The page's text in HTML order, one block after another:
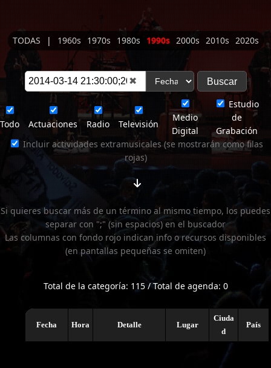
TODAS | 1960s 1970s 1980s 1990s 2000s 2010s 2020s
✖
Todo Actuaciones Radio Televisión
Medio
Digital
Estudio
de
Grabación
Incluir actividades extramusicales (se mostrarán como filas
rojas)
Si quieres buscar más de un término al mismo tiempo, los puedes
separar con ";" (sin espacios) en el buscador
Las columnas con fondo rojo indican info o recursos disponibles
(en pantallas pequeñas se omiten)
Total de la categoría: 115 / Total de agenda: 0
Fecha Hora Detalle Lugar
Ciuda
d
País